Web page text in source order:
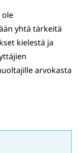
ole
yhtä tärkeitä
kielestä ja
arvokasta